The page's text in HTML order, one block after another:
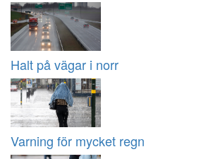
Halt på vägar i norr
Varning för mycket regn